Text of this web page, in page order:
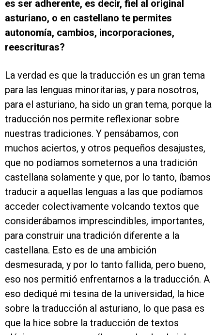
es ser adherente, es decir, fiel al original
asturiano, o en castellano te permites
autonomía, cambios, incorporaciones,
reescrituras?
La verdad es que la traducción es un gran tema
para las lenguas minoritarias, y para nosotros,
para el asturiano, ha sido un gran tema, porque la
traducción nos permite reflexionar sobre
nuestras tradiciones. Y pensábamos, con
muchos aciertos, y otros pequeños desajustes,
que no podíamos someternos a una tradición
castellana solamente y que, por lo tanto, íbamos
traducir a aquellas lenguas a las que podíamos
acceder colectivamente volcando textos que
considerábamos imprescindibles, importantes,
para construir una tradición diferente a la
castellana. Esto es de una ambición
desmesurada, y por lo tanto fallida, pero bueno,
eso nos permitió enfrentarnos a la traducción. A
eso dediqué mi tesina de la universidad, la hice
sobre la traducción al asturiano, lo que pasa es
que la hice sobre la traducción de textos